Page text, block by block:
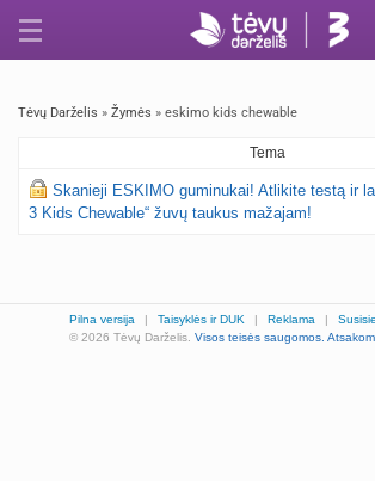
Tėvų Darželis » Žymės » eskimo kids chewable
Tema
Skanieji ESKIMO guminukai! Atlikite testą ir
3 Kids Chewable“ žuvų taukus mažajam!
Pilna versija | Taisyklės ir DUK | Reklama |
© 2026 Tėvų Darželis. Visos teisės saugomos.